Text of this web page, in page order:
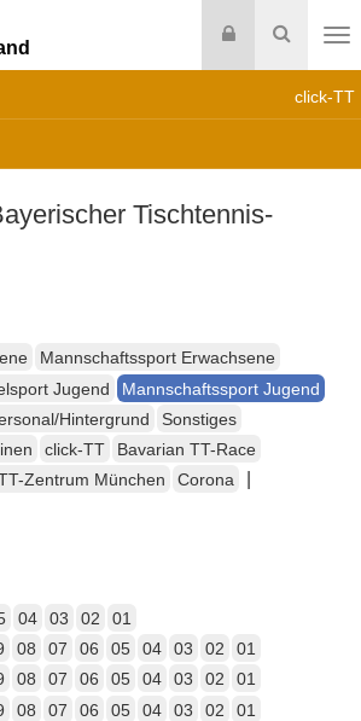
Suche
Login
click-TT
Tischtennis-
Mannschaftssport Erwachsene
Jugend
Mannschaftssport Jugend
Hintergrund
Sonstiges
click-TT
Bavarian TT-Race
Zentrum München Corona
04 03 02 01
08 07 06 05 04 03 02 01
08 07 06 05 04 03 02 01
08 07 06 05 04 03 02
01